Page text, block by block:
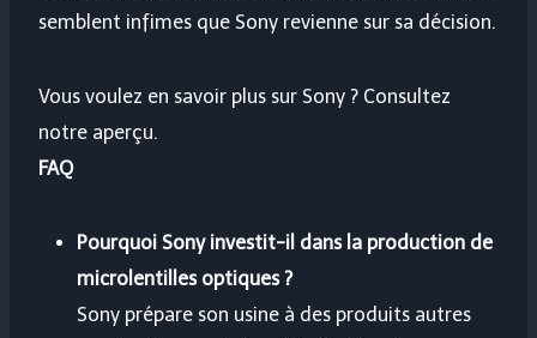
semblent infimes que Sony revienne sur sa décision.
Vous voulez en savoir plus sur Sony ? Consultez
notre aperçu.
FAQ
Pourquoi Sony investit-il dans la production de
microlentilles optiques ?
Sony prépare son usine à des produits autres